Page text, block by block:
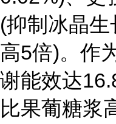
(抑制冰晶
高5倍)。作
谢能效达
比果葡糖浆